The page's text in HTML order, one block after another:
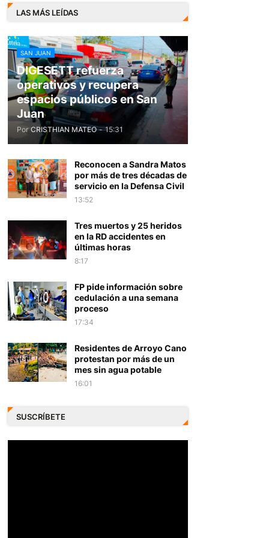
LAS MÁS LEÍDAS
SAN JUAN
DIGESETT refuerza
operativos y recupera
espacios públicos en San
Juan
Por CRISTHIAN MATEO - 15:31
Reconocen a Sandra Matos
por más de tres décadas de
servicio en la Defensa Civil
13:52
Tres muertos y 25 heridos
en la RD accidentes en
últimas horas
8:17
FP pide información sobre
cedulación a una semana
proceso
17:34
Residentes de Arroyo Cano
protestan por más de un
mes sin agua potable
16:01
SUSCRÍBETE